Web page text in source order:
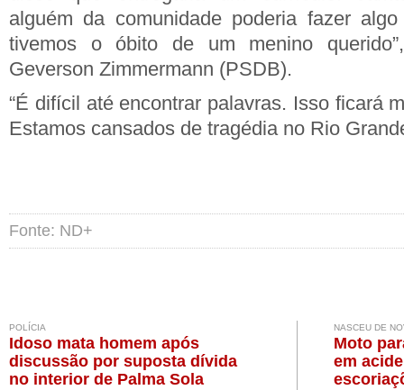
alguém da comunidade poderia fazer
tivemos o óbito de um menino
Geverson Zimmermann (PSDB).
“É difícil até encontrar palavras. Isso ficará
Estamos cansados de tragédia no Rio
Fonte: ND+
POLÍCIA
Idoso mata homem após
discussão por suposta dívida
no interior de Palma Sola
NASCEU DE
Moto
em